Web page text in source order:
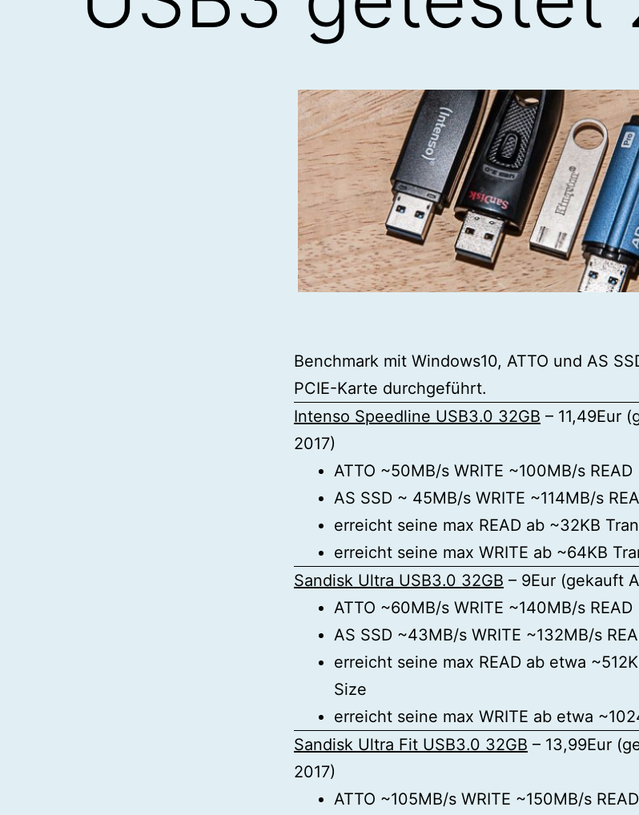
Benchmark mit Windows10, ATTO und AS
PCIE-Karte durchgeführt.
Intenso Speedline USB3.0 32GB – 11,49Eur
2017)
ATTO ~50MB/s WRITE ~100MB/s READ
AS SSD ~ 45MB/s WRITE ~114MB/s
erreicht seine max READ ab ~32KB
erreicht seine max WRITE ab ~64KB
Sandisk Ultra USB3.0 32GB – 9Eur (gekauft
ATTO ~60MB/s WRITE ~140MB/s READ
AS SSD ~43MB/s WRITE ~132MB/s
erreicht seine max READ ab etwa
Size
erreicht seine max WRITE ab etwa
Sandisk Ultra Fit USB3.0 32GB – 13,99Eur
2017)
ATTO ~105MB/s WRITE ~150MB/s READ